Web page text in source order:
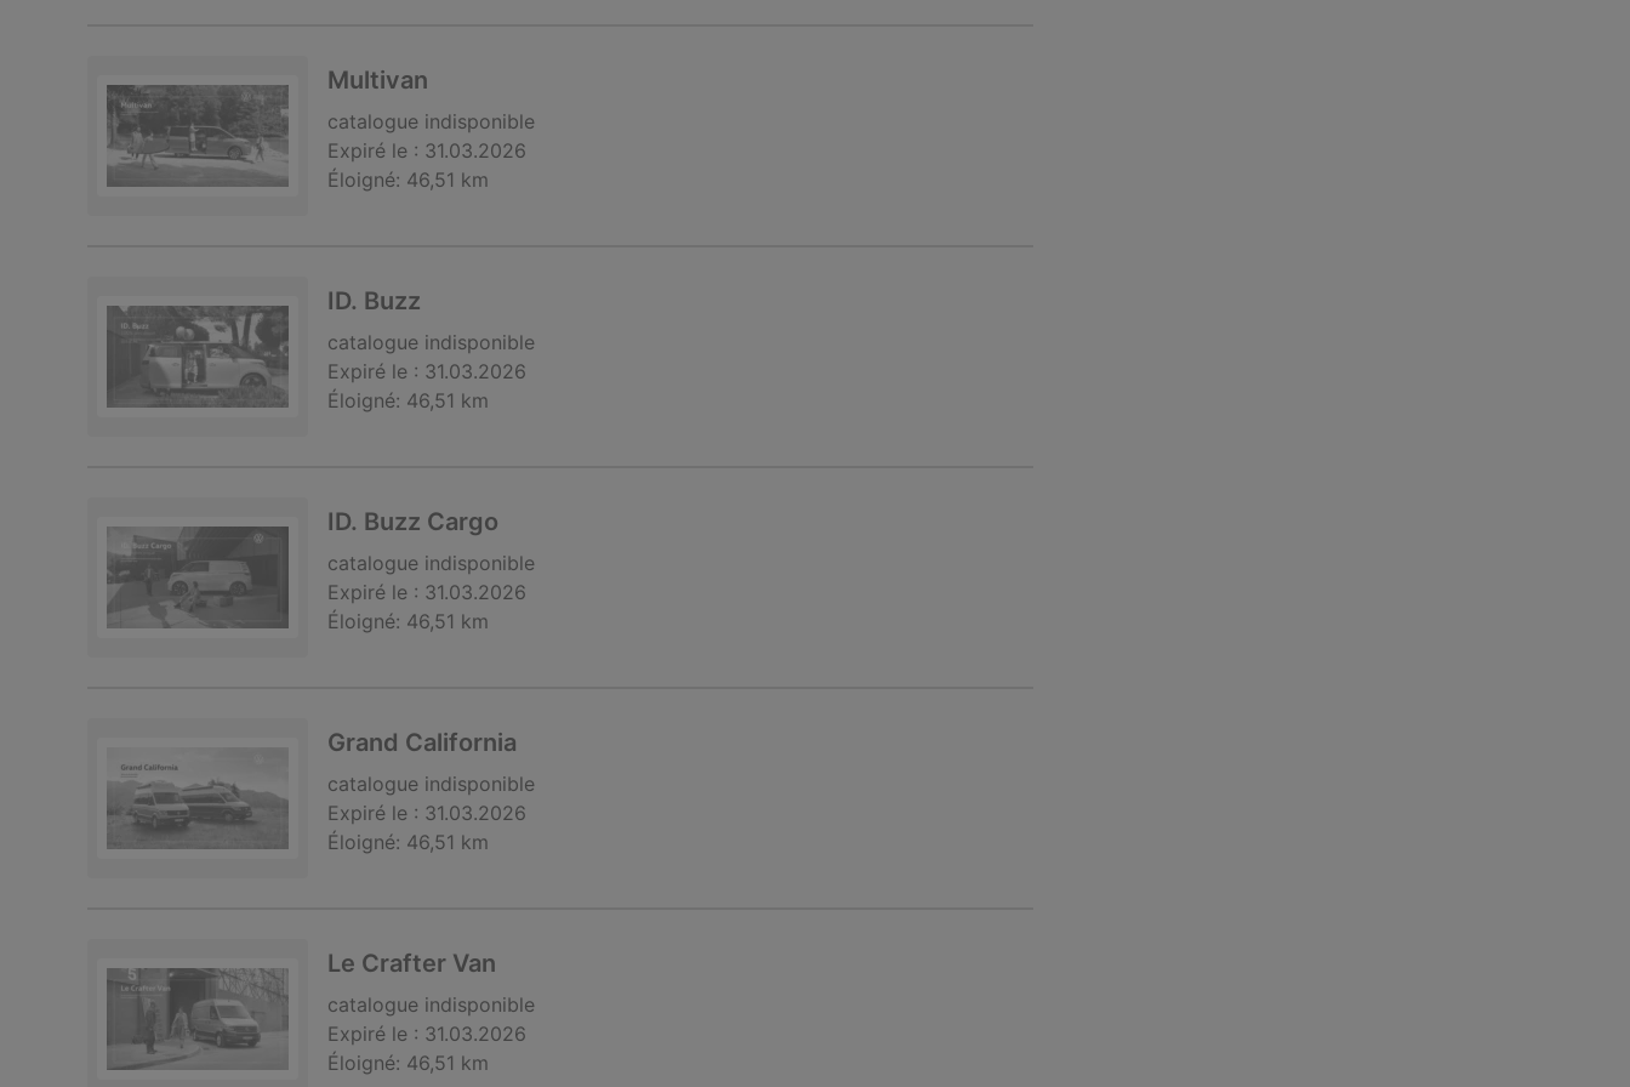
Multivan
catalogue indisponible
Expiré le : 31.03.2026
Éloigné: 46,51 km
ID. Buzz
catalogue indisponible
Expiré le : 31.03.2026
Éloigné: 46,51 km
ID. Buzz Cargo
catalogue indisponible
Expiré le : 31.03.2026
Éloigné: 46,51 km
Grand California
catalogue indisponible
Expiré le : 31.03.2026
Éloigné: 46,51 km
Le Crafter Van
catalogue indisponible
Expiré le : 31.03.2026
Éloigné: 46,51 km